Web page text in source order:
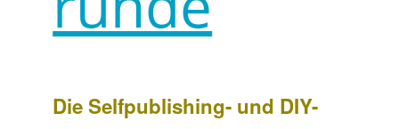
Die Selfpublishing- und DIY-